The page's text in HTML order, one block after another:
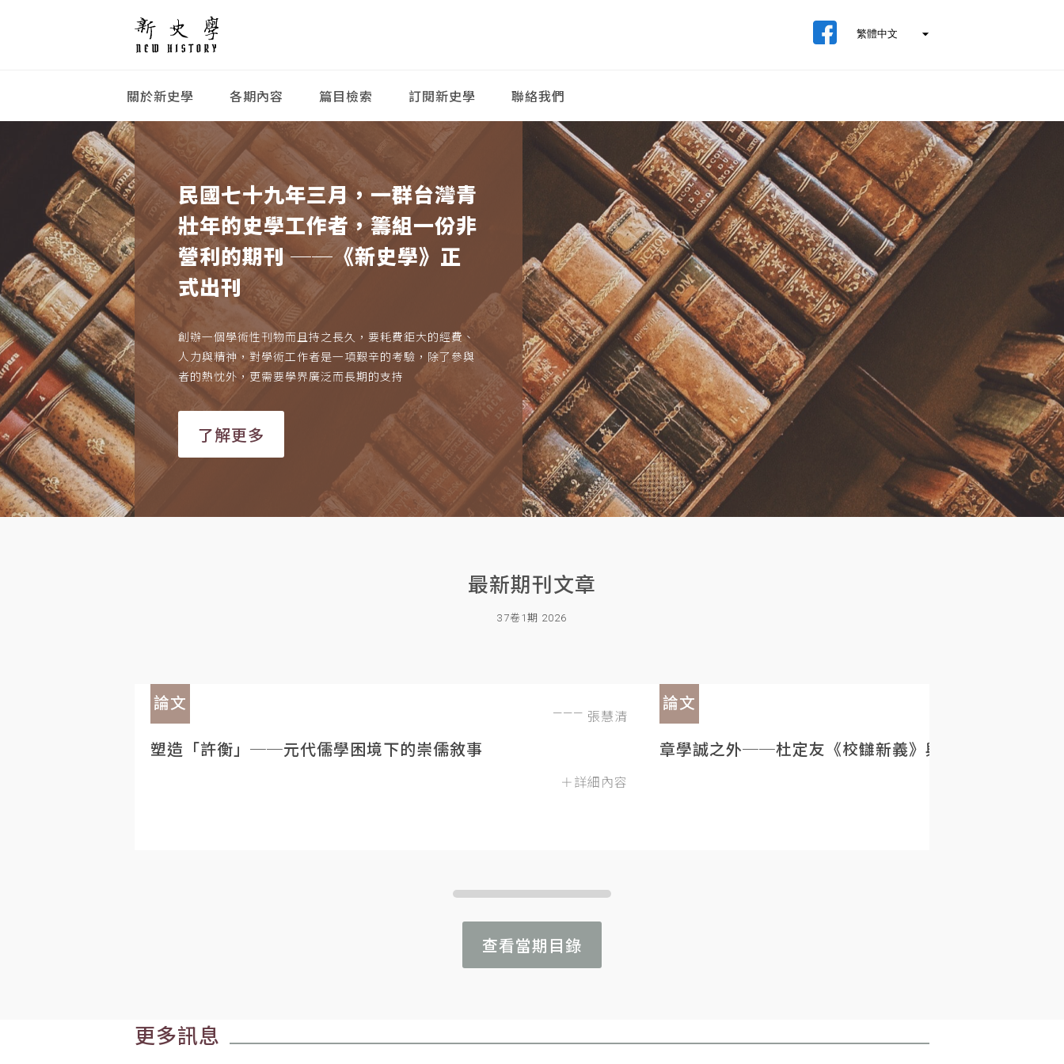
關於新史學 各期內容 篇目檢索 訂閱新史學 聯絡我們
民國七十九年三月，一群台灣青
壯年的史學工作者，籌組一份非
營利的期刊 ──《新史學》正
式出刊
創辦一個學術性刊物而且持之長久，要耗費鉅大的經費、
人力與精神，對學術工作者是一項艱辛的考驗，除了參與
者的熱忱外，更需要學界廣泛而長期的支持
了解更多
最新期刊文章
37卷1期 2026
論文
張慧清
塑造「許衡」──元代儒學困境下的崇儒敘事
＋詳細內容
論文
章學誠之外──杜定友《校讎新義》與民初目錄學的重
查看當期目錄
更多訊息